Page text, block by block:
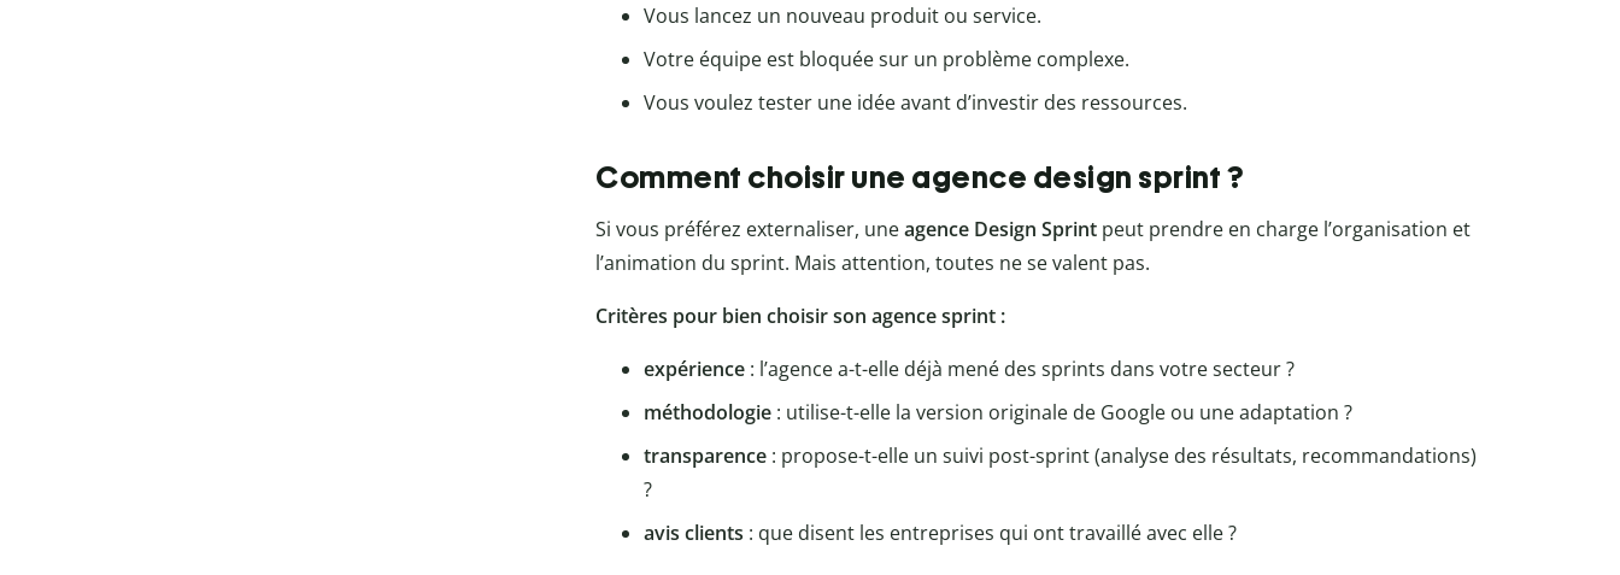
Vous lancez un nouveau produit ou service.
Votre équipe est bloquée sur un problème complexe.
Vous voulez tester une idée avant d’investir des ressources.
Comment choisir une agence design sprint ?
Si vous préférez externaliser, uneagence Design Sprint peut prendre en charge l’organisation et
l’animation du sprint. Mais attention, toutes ne se valent pas.
Critères pour bien choisir son agence sprint :
expérience : l’agence a-t-elle déjà mené des sprints dans votre secteur ?
méthodologie : utilise-t-elle la version originale de Google ou une adaptation ?
transparence : propose-t-elle un suivi post-sprint (analyse des résultats, recommandations)
?
avis clients : que disent les entreprises qui ont travaillé avec elle ?